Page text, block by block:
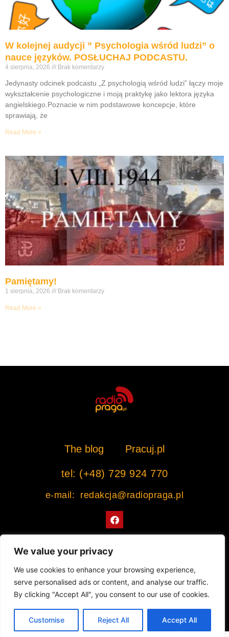
We value your privacy
We use cookies to enhance your browsing experience,
serve personalised ads or content, and analyse our traffic.
By clicking "Accept All", you consent to our use of cookies.
Customise Reject All Accept All
W kolejnej audycji ” Psychologia wśród ludzi” o
nauce języków. POSŁUCHAJ PODCASTU.
4 sierpnia, 2026 Brak komentarzy
Jedynasty odcinek podcastu „Z psychologią wśród ludzi” łączy moje
wykształcenie psychologiczne i moją praktykę jako lektora języka
angielskiego.Poznacie w nim podstawowe koncepcje, które
sprawiają, że
Read More »
Pamiętamy!
1 sierpnia, 2026 Brak komentarzy
Read More »
The blog Pracuj.pl
tel: (+48) 729 924 770
e-mail: redakcja@radiopraga.pl
F
a
c
o
k
Współpracujemy z Muzeum Warszawskiej Pragi
© 2022 All rights Reserved. Radiopraga.pl
Projekt strony internetowej: tomasz-kaminski.pl